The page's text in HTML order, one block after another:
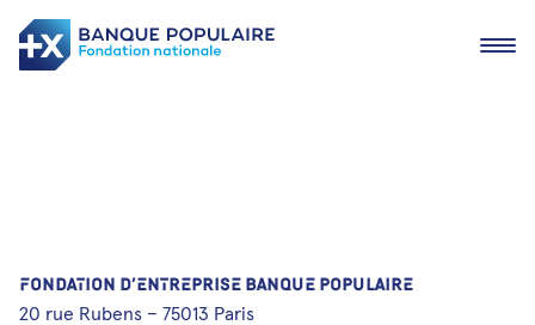
FONDATION D’ENTREPRISE BANQUE POPULAIRE
20 rue Rubens – 75013 Paris